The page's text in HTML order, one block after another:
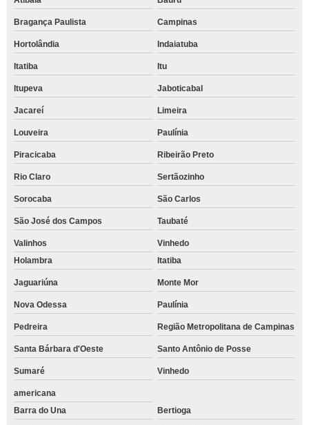
Bragança Paulista Campinas
Hortolândia Indaiatuba
Itatiba Itu
Itupeva Jaboticabal
Jacareí Limeira
Louveira Paulínia
Piracicaba Ribeirão Preto
Rio Claro Sertãozinho
Sorocaba São Carlos
São José dos Campos Taubaté
Valinhos
Vinhedo
Holambra
Itatiba
Jaguariúna Monte Mor
Nova Odessa Paulínia
Pedreira Região Metropolitana de Campinas
Santa Bárbara d'Oeste Santo Antônio de Posse
Sumaré Vinhedo
americana
Barra do Una
Bertioga